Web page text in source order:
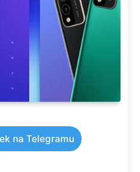
na Telegramu